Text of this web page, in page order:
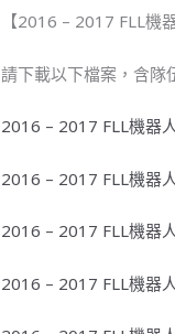
【2016 – 2017 FLL機
請下載以下檔案，含隊
2016 – 2017 FLL機器
2016 – 2017 FLL機器
2016 – 2017 FLL機器
2016 – 2017 FLL機器